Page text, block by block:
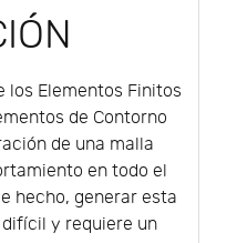
los Elementos Finitos
de Contorno
de una malla
en todo el
hecho, generar esta
y requiere un